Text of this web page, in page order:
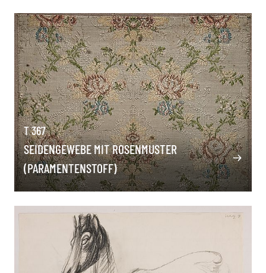
T 367
SEIDENGEWEBE MIT ROSENMUSTER
(PARAMENTENSTOFF)